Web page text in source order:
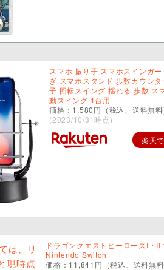
スマホ 振り子 スマホスインガ
ぎ スマホスタンド 歩数カウン
子 回転スイング 揺れる 歩数 ス
動スイング 1台用
価格：1,580円（税込、送料無
(2023/10/31時点)
楽天
ドラゴンクエストヒーローズI・II
Nintendo Switch
価格：11,841円（税込、送料無